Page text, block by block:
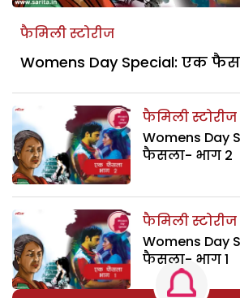
फैमिली स्टोरीज
Womens Day Special: एक
फैमिली स्टोरीज
Womens Day
फैसला- भाग 2
फैमिली स्टोरीज
Womens Day
फैसला- भाग 1